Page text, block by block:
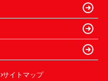
サイトマップ